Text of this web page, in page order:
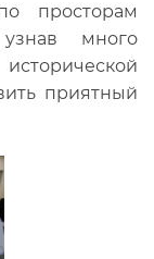
просторам
узнав много
приятный